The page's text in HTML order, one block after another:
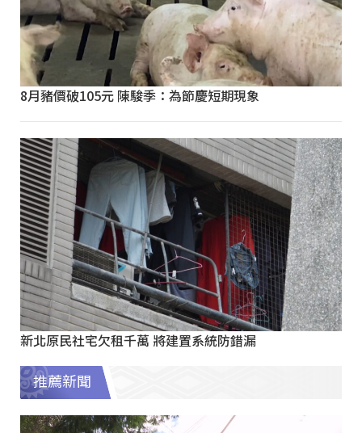
8月豬價破105元 陳駿季：為節慶短期現象
新北原民社宅欠租千萬 將建置系統防錯漏
推薦新聞